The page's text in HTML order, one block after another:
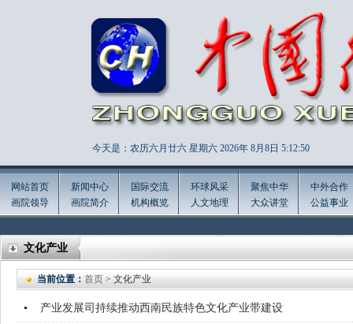
今天是：农历六月廿六 星期六 2026年 8月8日 5:12:51
网站首页
画院领导
新闻中心
画院简介
国际交流
机构概览
环球风采
人文地理
聚焦中华
大众讲堂
中外合作
公益事业
文化产业
当前位置： 首页 > 文化产业
产业发展司持续推动西南民族特色文化产业带建设